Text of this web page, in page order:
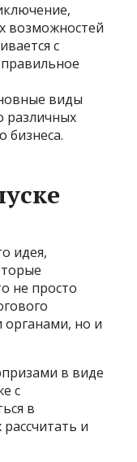
возможностей
с
виды
различных
бизнеса.
идея,
не просто
но и
в виде
с
в
и